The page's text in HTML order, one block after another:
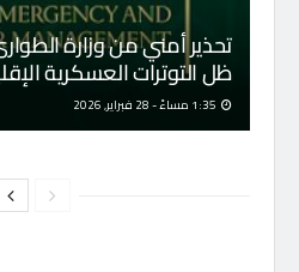
تحذير أمني من وزارة
ظل التوترات العسكرية